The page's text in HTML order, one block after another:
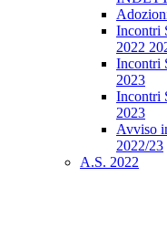
Incontri
2022
Incontri
2023
Incontri
2023
Avviso
2022/23
A.S. 2022